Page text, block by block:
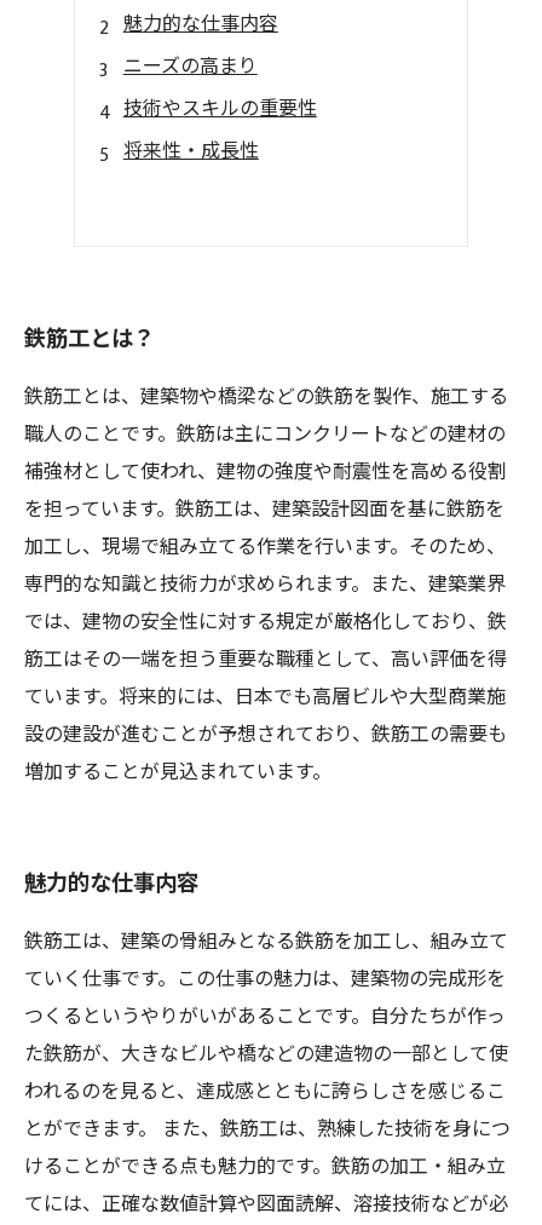
魅力的な仕事内容
ニーズの高まり
技術やスキルの重要性
将来性・成長性
鉄筋工とは？
鉄筋工とは、建築物や橋梁などの鉄筋を製作、施工する
職人のことです。鉄筋は主にコンクリートなどの建材の
補強材として使われ、建物の強度や耐震性を高める役割
を担っています。鉄筋工は、建築設計図面を基に鉄筋を
加工し、現場で組み立てる作業を行います。そのため、
専門的な知識と技術力が求められます。また、建築業界
では、建物の安全性に対する規定が厳格化しており、鉄
筋工はその一端を担う重要な職種として、高い評価を得
ています。将来的には、日本でも高層ビルや大型商業施
設の建設が進むことが予想されており、鉄筋工の需要も
増加することが見込まれています。
魅力的な仕事内容
鉄筋工は、建築の骨組みとなる鉄筋を加工し、組み立て
ていく仕事です。この仕事の魅力は、建築物の完成形を
つくるというやりがいがあることです。自分たちが作っ
た鉄筋が、大きなビルや橋などの建造物の一部として使
われるのを見ると、達成感とともに誇らしさを感じるこ
とができます。 また、鉄筋工は、熟練した技術を身につ
けることができる点も魅力的です。鉄筋の加工・組み立
てには、正確な数値計算や図面読解、溶接技術などが必